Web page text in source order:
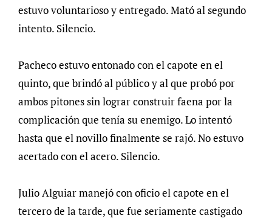
estuvo voluntarioso y entregado. Mató al segundo
intento. Silencio.
Pacheco estuvo entonado con el capote en el
quinto, que brindó al público y al que probó por
ambos pitones sin lograr construir faena por la
complicación que tenía su enemigo. Lo intentó
hasta que el novillo finalmente se rajó. No estuvo
acertado con el acero. Silencio.
Julio Alguiar manejó con oficio el capote en el
tercero de la tarde, que fue seriamente castigado